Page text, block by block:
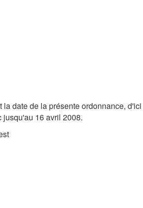
date de la présente ordonnance,
16 avril 2008.